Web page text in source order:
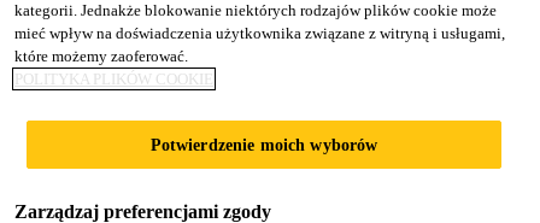
MATERIAŁY
KLEJĄCO-
USZCZELNIAJĄCE
kategorii. Jednakże blokowanie niektórych rodzajów plików cookie może
mieć wpływ na doświadczenia użytkownika związane z witryną i usługami,
które możemy zaoferować.
POLITYKA PLIKÓW COOKIE
Potwierdzenie moich wyborów
Zarządzaj preferencjami zgody